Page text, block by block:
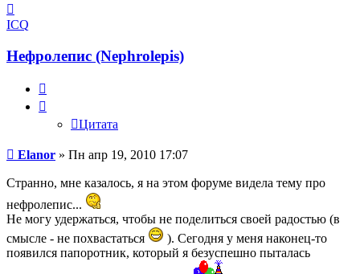
информация
пользователя
Elanor
ICQ
Нефролепис (Nephrolepis)
Цитата
Сообщение
Elanor » Пн апр 19, 2010 17:07
Странно, мне казалось, я на этом форуме видела тему про
нефролепис...
Не могу удержаться, чтобы не поделиться своей радостью (в
смысле - не похвастаться
). Сегодня у меня наконец-то
появился папоротник, который я безуспешно пыталась